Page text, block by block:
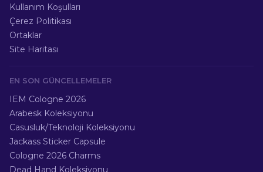
Kullanım Koşulları
Çerez Politikası
Ortaklar
Site Haritası
EN SON GÜNCELLEMELER
IEM Cologne 2026
Arabesk Koleksiyonu
Casusluk/Teknoloji Koleksiyonu
Jackass Sticker Capsule
Cologne 2026 Charms
Dead Hand Koleksiyonu